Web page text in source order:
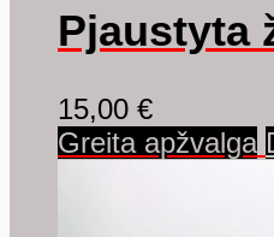
Pjaustyta
15,00 €
Greita apžvalga